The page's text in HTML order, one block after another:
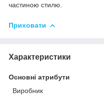
частиною стилю.
Приховати
Характеристики
Основні атрибути
Виробник